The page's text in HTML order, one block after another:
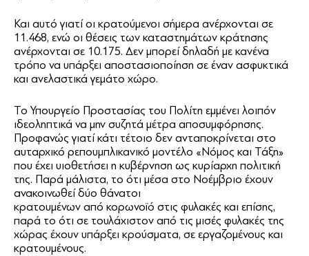
Και αυτό γιατί οι κρατούμενοι σήμερα ανέρχονται σε
11.468, ενώ οι θέσεις των καταστημάτων κράτησης
ανέρχονται σε 10.175. Δεν μπορεί δηλαδή με κανένα
τρόπο να υπάρξει αποστασιοποίηση σε έναν ασφυκτικά
και ανελαστικά γεμάτο χώρο.
Το Υπουργείο Προστασίας του Πολίτη εμμένει λοιπόν
ιδεοληπτικά να μην συζητά μέτρα αποσυμφόρησης.
Προφανώς γιατί κάτι τέτοιο δεν ανταποκρίνεται στο
αυταρχικό ρεπουμπλικανικό μοντέλο «Νόμος και Τάξη»
που έχει υιοθετήσει η κυβέρνηση ως κυρίαρχη πολιτική
της. Παρά μάλιστα, το ότι μέσα στο Νοέμβριο έχουν
ανακοινωθεί δύο θάνατοι
κρατουμένων από κορωνοϊό στις φυλακές και επίσης,
παρά το ότι σε τουλάχιστον από τις μισές φυλακές της
χώρας έχουν υπάρξει κρούσματα, σε εργαζομένους και
κρατουμένους.